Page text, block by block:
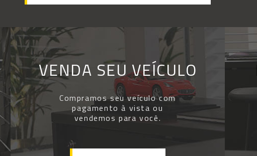
VENDA SEU VEÍCULO
Compramos seu veículo com
pagamento à vista ou
vendemos para você.